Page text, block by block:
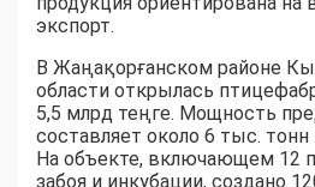
экспорт.
В Жаңақорғанском районе
области открылась
5,5 млрд теңге. Мощность
составляет около 6 тыс.
На объекте, включающем 12
забоя и инкубации, создано